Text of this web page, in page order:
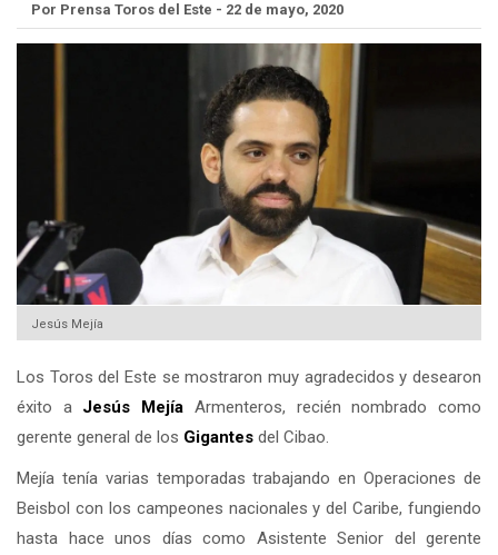
Por Prensa Toros del Este - 22 de mayo, 2020
Jesús Mejía
Los Toros del Este se mostraron muy agradecidos y desearon
éxito a Jesús Mejía Armenteros, recién nombrado como
gerente general de los Gigantes del Cibao.
Mejía tenía varias temporadas trabajando en Operaciones de
Beisbol con los campeones nacionales y del Caribe, fungiendo
hasta hace unos días como Asistente Senior del gerente